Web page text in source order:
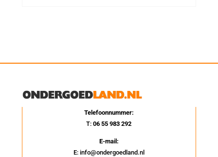
Telefoonnummer:
T:06 55 983 292
E-mail:
E: info@ondergoedland.nl